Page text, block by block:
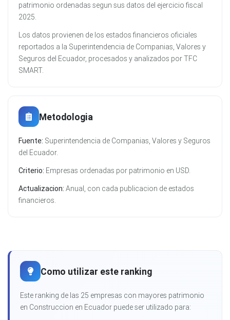
patrimonio ordenadas segun sus datos del ejercicio fiscal
2025.
Los datos provienen de los estados financieros oficiales
reportados a la Superintendencia de Companias, Valores y
Seguros del Ecuador, procesados y analizados por TFC
SMART.
Metodologia
Fuente: Superintendencia de Companias, Valores y Seguros
del Ecuador.
Criterio: Empresas ordenadas por patrimonio en USD.
Actualizacion: Anual, con cada publicacion de estados
financieros.
Como utilizar este ranking
Este ranking de las 25 empresas con mayores patrimonio
en Construccion en Ecuador puede ser utilizado para: